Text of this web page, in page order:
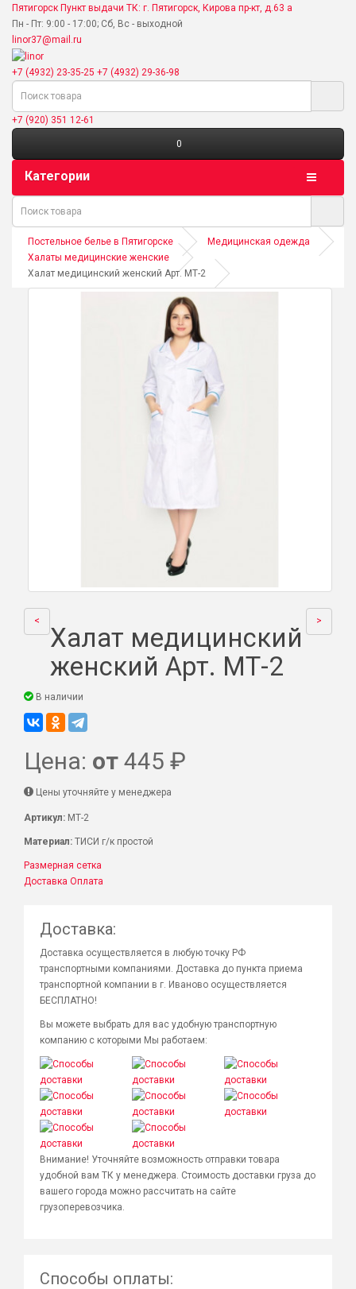
Пятигорск Пункт выдачи ТК: г. Пятигорск, Кирова пр-кт, д.63 а
Пн - Пт: 9:00 - 17:00; Сб, Вс - выходной
linor37@mail.ru
+7 (4932) 23-35-25 +7 (4932) 29-36-98
+7 (920) 351 12-61
0
Категории
Постельное белье в Пятигорске
Медицинская одежда
Халаты медицинские женские
Халат медицинский женский Арт. МТ-2
<
Халат медицинский
женский Арт. МТ-2
>
В наличии
Цена: от 445 ₽
Цены уточняйте у менеджера
Артикул: МТ-2
Материал: ТИСИ г/к простой
Размерная сетка
Доставка Оплата
Доставка:
Доставка осуществляется в любую точку РФ
транспортными компаниями. Доставка до пункта приема
транспортной компании в г. Иваново осуществляется
БЕСПЛАТНО!
Вы можете выбрать для вас удобную транспортную
компанию с которыми Мы работаем:
Внимание! Уточняйте возможность отправки товара
удобной вам ТК у менеджера. Стоимость доставки груза до
вашего города можно рассчитать на сайте
грузоперевозчика.
Способы оплаты: